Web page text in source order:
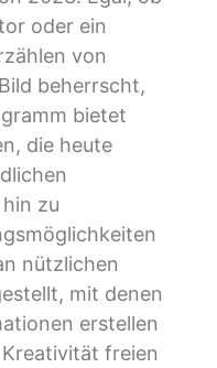
oder ein
von
beherrscht,
bietet
die heute
zu
nützlichen
mit denen
erstellen
freien